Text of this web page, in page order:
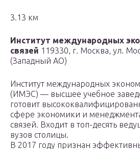
3.13 км
Институт международных
связей 119330, г. Москва, ул.
(Западный АО)
Институт международных
(ИМЭС) — высшее учебное
готовит
сфере экономики и
связей. Входит в топ-десять
вузов столицы.
В 2017 году признан